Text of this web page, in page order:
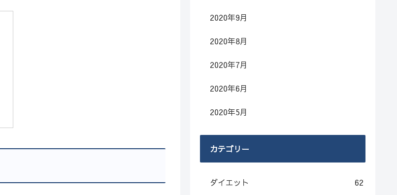
2020年9月
2020年8月
2020年7月
2020年6月
2020年5月
カテゴリー
ダイエット 62